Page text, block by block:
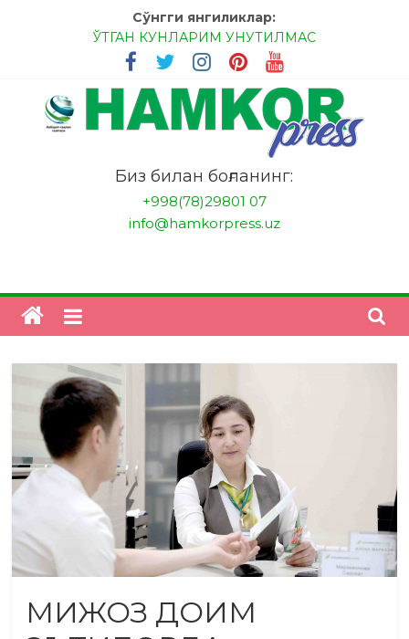
Сўнгги янгиликлар:
ЎТГАН КУНЛАРИМ УНУТИЛМАС
МЕССИ ВА РОНАЛДУ, АНА ЭНДИ ИККАЛАНГ ҲАМ
ҲУСАНОВГА ТАН БЕРИНГЛАР!
МЕҲР ОРҚАЛИ ШИФО
БАНКДА ИШЛАШ ОСОНМИ?
НАТИЖАГА ЭРИШИШ ЎЗ ҚЎЛИМИЗДА
"HamkorPress"
Биз билан боғланинг:
+998(78)29801 07
info@hamkorpress.uz
МИЖОЗ ДОИМ